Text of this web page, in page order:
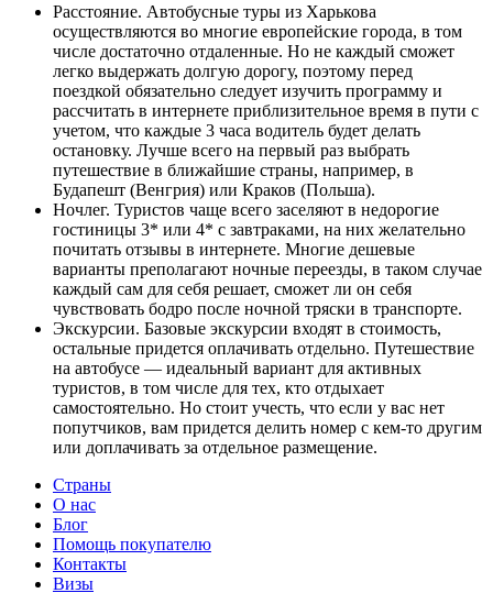
Расстояние. Автобусные туры из Харькова
осуществляются во многие европейские города, в том
числе достаточно отдаленные. Но не каждый сможет
легко выдержать долгую дорогу, поэтому перед
поездкой обязательно следует изучить программу и
рассчитать в интернете приблизительное время в пути с
учетом, что каждые 3 часа водитель будет делать
остановку. Лучше всего на первый раз выбрать
путешествие в ближайшие страны, например, в
Будапешт (Венгрия) или Краков (Польша).
Ночлег. Туристов чаще всего заселяют в недорогие
гостиницы 3* или 4* с завтраками, на них желательно
почитать отзывы в интернете. Многие дешевые
варианты преполагают ночные переезды, в таком случае
каждый сам для себя решает, сможет ли он себя
чувствовать бодро после ночной тряски в транспорте.
Экскурсии. Базовые экскурсии входят в стоимость,
остальные придется оплачивать отдельно. Путешествие
на автобусе — идеальный вариант для активных
туристов, в том числе для тех, кто отдыхает
самостоятельно. Но стоит учесть, что если у вас нет
попутчиков, вам придется делить номер с кем-то другим
или доплачивать за отдельное размещение.
Страны
О нас
Блог
Помощь покупателю
Контакты
Визы